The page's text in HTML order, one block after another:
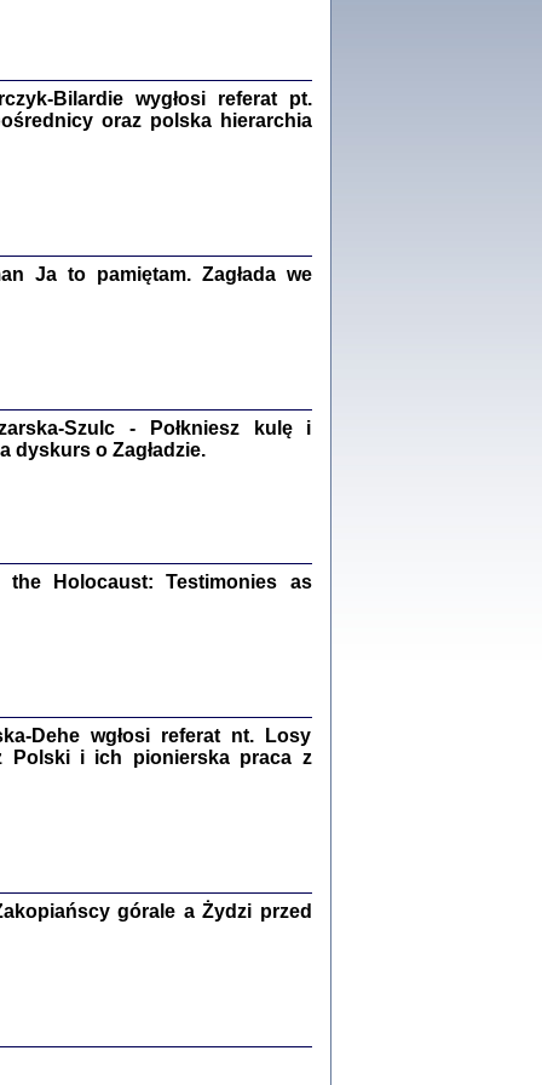
Bańkowska
Bańkowska, wstęp Jacek Leociak
Warszawa 2021
NAM KOLEJNA GODZINA ...
w ukryciu w latach 1943-1944
Bilardie wygłosi referat pt.
oraz polska hierarchia
Ja to pamiętam. Zagłada we
Szulc - Połkniesz kulę i
dyskurs o Zagładzie.
the Holocaust: Testimonies as
Dehe wgłosi referat nt. Losy
Polski i ich pionierska praca z
górale a Żydzi przed